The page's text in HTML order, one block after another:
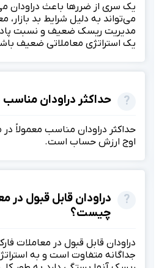
یک سری از ضررها باعث دراودان
می‌تواند به دلیل شرایط بد بازار،
مدیریت ریسک ضعیف و نسبت
یک استراتژی معاملاتی ضعیف
حداکثر دراودان
اوج ارزش حساب است.
دراودان قابل قبول در
چیست؟
دراودان قابل قبول در معاملات
جداگانه متفاوت است و به